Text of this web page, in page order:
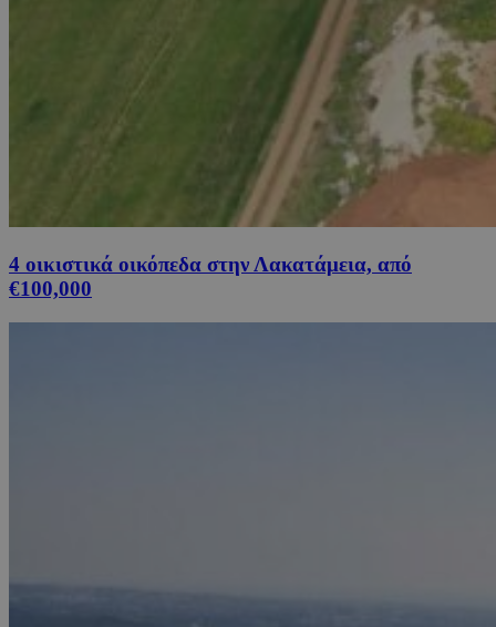
4 οικιστικά οικόπεδα στην Λακατάμεια, από
€100,000